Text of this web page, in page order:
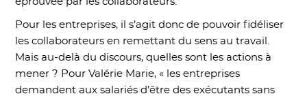
Pour les entreprises, il s’agit donc de pouvoir fidéliser
les collaborateurs en remettant du sens au travail.
Mais au-delà du discours, quelles sont les actions à
mener ? Pour Valérie Marie, « les entreprises
demandent aux salariés d’être des exécutants sans